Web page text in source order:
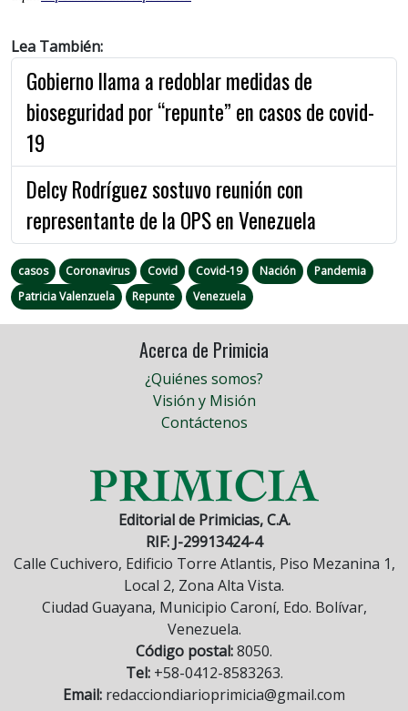
Lea También:
Gobierno llama a redoblar medidas de
bioseguridad por “repunte” en casos de covid-
19
Delcy Rodríguez sostuvo reunión con
representante de la OPS en Venezuela
casos Coronavirus Covid Covid-19 Nación
Pandemia
Patricia Valenzuela
Repunte Venezuela
Acerca de Primicia
¿Quiénes somos?
Visión y Misión
Contáctenos
Editorial de Primicias, C.A.
RIF: J-29913424-4
Calle Cuchivero, Edificio Torre Atlantis, Piso Mezanina 1,
Local 2, Zona Alta Vista.
Ciudad Guayana, Municipio Caroní, Edo. Bolívar,
Venezuela.
Código postal:8050.
Tel:+58-0412-8583263.
Email: redacciondiarioprimicia@gmail.com